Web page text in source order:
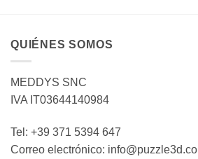
QUIÉNES SOMOS
MEDDYS SNC
IVA IT03644140984
Tel: +39 371 5394 647
Correo electrónico: info@puzzle3d.co